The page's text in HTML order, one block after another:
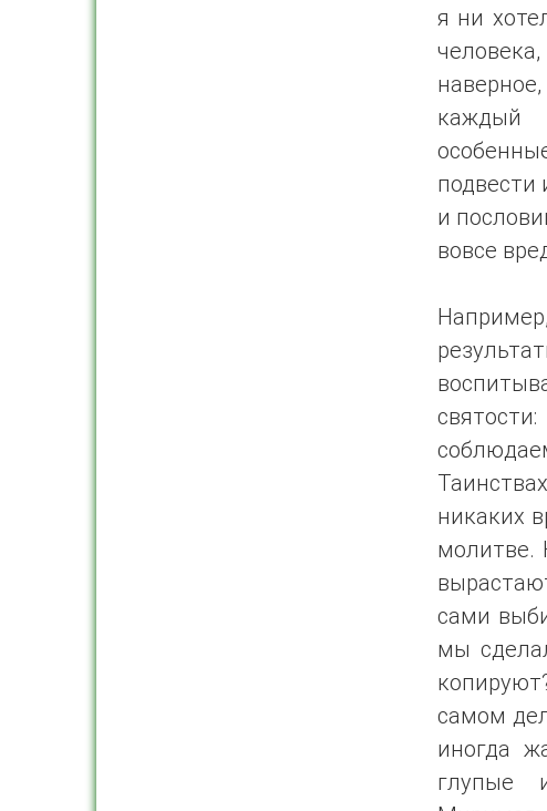
я ни
каждый
подвести
и
вовсе
никаких
молитве.
сами
мы
самом
иногда
глупые